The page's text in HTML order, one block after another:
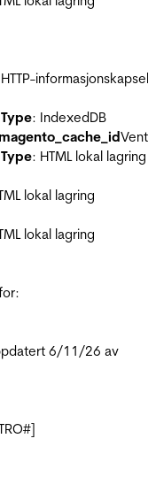
informasjonskapsel
Type: IndexedDB
Type: HTML lokal lagring
lokal lagring
lokal lagring
6/11/26 av